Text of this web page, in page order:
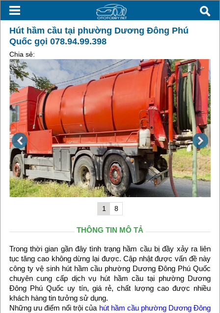
Hút hầm cầu tại phường Dương Đông Phú
Quốc gọi 078.94.99.398
Chia sẻ:
1 8
THÔNG TIN MÔ TẢ
Trong thời gian gần đây tình trạng hầm cầu bị đầy xảy ra liên
tục tăng cao không dừng lại được. Cập nhật được vấn đề này
công ty vệ sinh hút hầm cầu phường Dương Đông Phú Quốc
chuyên cung cấp dịch vụ hút hầm cầu tại phường Dương
Đông Phú Quốc uy tín, giá rẻ, chất lượng cao được nhiều
khách hàng tin tưởng sử dụng.
Những ưu điểm nổi trội của hút hầm cầu phường Dương Đông